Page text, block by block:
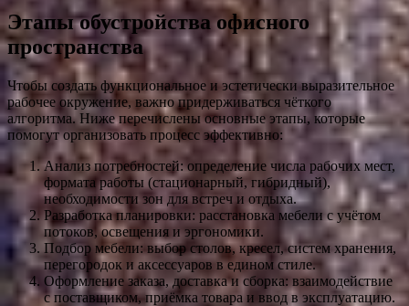
Этапы обустройства офисного
пространства
Чтобы создать функциональное и эстетически выразительное
рабочее окружение, важно придерживаться чёткого
алгоритма. Ниже перечислены основные этапы, которые
помогут организовать процесс эффективно:
Анализ потребностей: определение числа рабочих мест,
формата работы (стационарный, гибридный),
необходимости зон для встреч и отдыха.
Разработка планировки: расстановка мебели с учётом
потоков, освещения и эргономики.
Подбор мебели: выбор столов, кресел, систем хранения,
перегородок и аксессуаров в едином стиле.
Оформление заказа, доставка и сборка: взаимодействие
с поставщиком, приёмка товара и ввод в эксплуатацию.